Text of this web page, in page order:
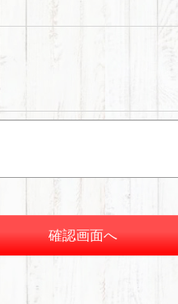
確認画面へ